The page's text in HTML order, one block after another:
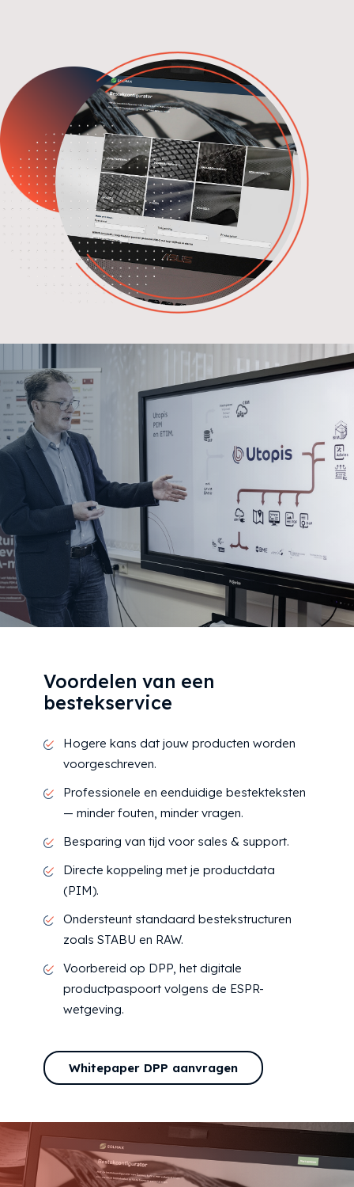
Voordelen van een
bestekservice
Hogere kans dat jouw producten worden
voorgeschreven.
Professionele en eenduidige bestekteksten
— minder fouten, minder vragen.
Besparing van tijd voor sales & support.
Directe koppeling met je productdata
(PIM).
Ondersteunt standaard bestekstructuren
zoals STABU en RAW.
Voorbereid op DPP, het digitale
productpaspoort volgens de ESPR-
wetgeving.
Whitepaper DPP aanvragen